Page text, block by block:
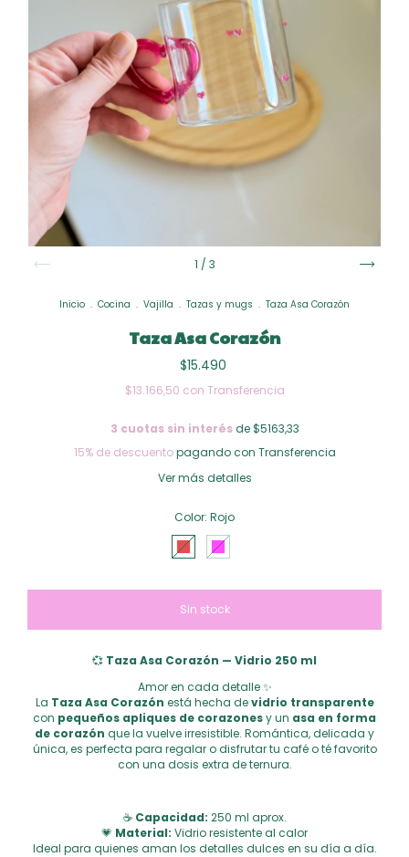
1 / 3
Inicio . Cocina . Vajilla . Tazas y mugs . Taza Asa Corazón
Taza Asa Corazón
$15.490
$13.166,50 con Transferencia
3 cuotas sin interésde $5163,33
15% de descuentopagando con Transferencia
Ver más detalles
Color: Rojo
💞 Taza Asa Corazón — Vidrio 250 ml
Amor en cada detalle ✨
La Taza Asa Corazón está hecha devidrio transparente
con pequeños apliques de corazonesy un asa en forma
de corazón que la vuelve irresistible. Romántica, delicada y
única, es perfecta para regalar o disfrutar tu café o té favorito
con una dosis extra de ternura.
☕ Capacidad: 250 ml aprox.
💗 Material: Vidrio resistente al calor
Ideal para quienes aman los detalles dulces en su día a día.